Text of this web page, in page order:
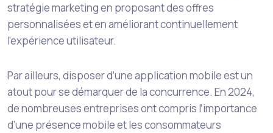
stratégie marketing en proposant des offres
personnalisées et en améliorant continuellement
l’expérience utilisateur.
Par ailleurs, disposer d’une application mobile est un
atout pour se démarquer de la concurrence. En 2024,
de nombreuses entreprises ont compris l’importance
d’une présence mobile et les consommateurs